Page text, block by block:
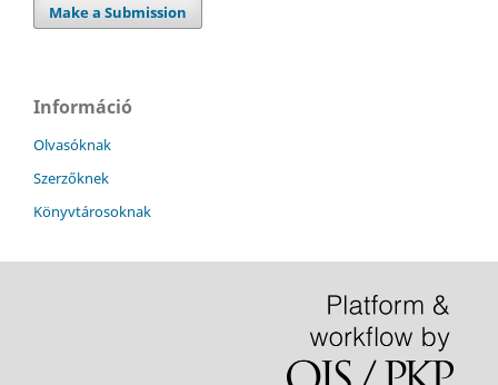
Make a Submission
Információ
Olvasóknak
Szerzőknek
Könyvtárosoknak